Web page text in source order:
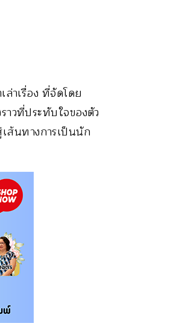
ล่าเรื่อง ที่จัดโดย
าวที่ประทับใจของตัว
ส้นทางการเป็นนัก